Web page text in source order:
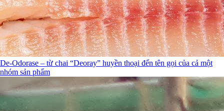
De-Odorase – từ chai “Deoray” huyền thoại đến tên gọi của cả một
nhóm sản phẩm